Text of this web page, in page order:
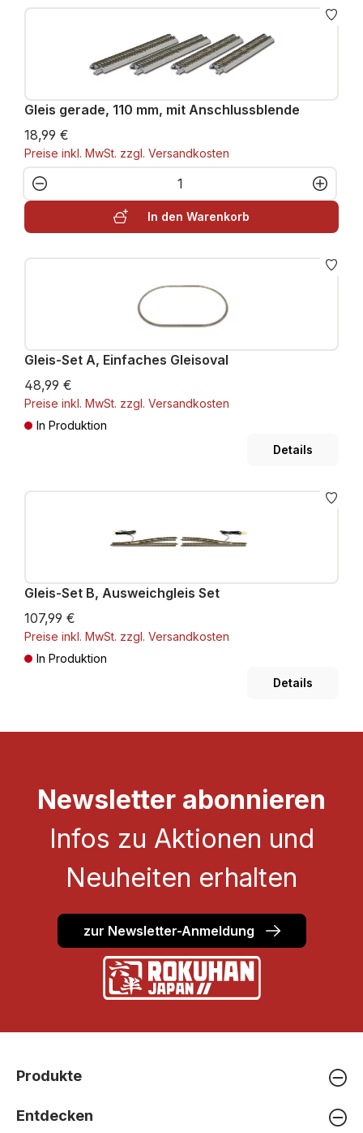
Gleis gerade, 110 mm, mit Anschlussblende
18,99 €
Preise inkl. MwSt. zzgl. Versandkosten
Produkt Anzahl: Gib den
In den Warenkorb
Gleis-Set A, Einfaches Gleisoval
48,99 €
Preise inkl. MwSt. zzgl. Versandkosten
In Produktion
Details
Gleis-Set B, Ausweichgleis Set
107,99 €
Preise inkl. MwSt. zzgl. Versandkosten
In Produktion
Details
Newsletter abonnieren
Infos zu Aktionen und
Neuheiten erhalten
zur Newsletter-Anmeldung
Produkte
Entdecken